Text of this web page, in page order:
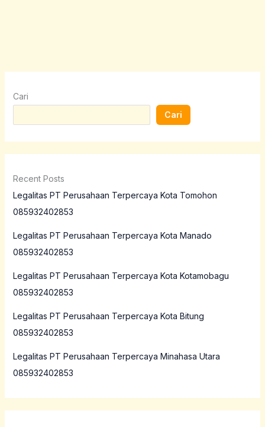
Cari
Cari
Recent Posts
Legalitas PT Perusahaan Terpercaya Kota Tomohon
085932402853
Legalitas PT Perusahaan Terpercaya Kota Manado
085932402853
Legalitas PT Perusahaan Terpercaya Kota Kotamobagu
085932402853
Legalitas PT Perusahaan Terpercaya Kota Bitung
085932402853
Legalitas PT Perusahaan Terpercaya Minahasa Utara
085932402853